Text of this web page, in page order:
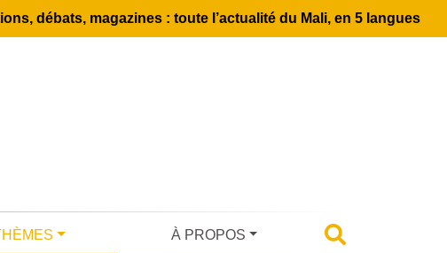
débats, magazines : toute l’actualité du Mali, en 5 langues
À PROPOS